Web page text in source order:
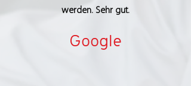
werden. Sehr gut.
Google